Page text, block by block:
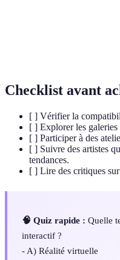
Checklist avant
[ ] Vérifier la
[ ] Explorer les
[ ] Participer à des
[ ] Suivre des artistes
tendances.
[ ] Lire des critiques
🧠 Quiz rapide : Quelle
interactif ?
- A) Réalité virtuelle